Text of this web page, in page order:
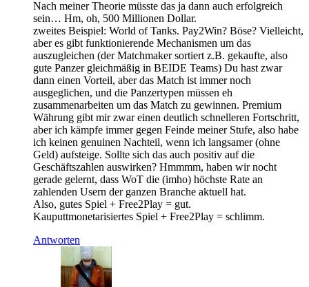
Nach meiner Theorie müsste das ja dann auch erfolgreich
sein… Hm, oh, 500 Millionen Dollar.
zweites Beispiel: World of Tanks. Pay2Win? Böse? Vielleicht,
aber es gibt funktionierende Mechanismen um das
auszugleichen (der Matchmaker sortiert z.B. gekaufte, also
gute Panzer gleichmäßig in BEIDE Teams) Du hast zwar
dann einen Vorteil, aber das Match ist immer noch
ausgeglichen, und die Panzertypen müssen eh
zusammenarbeiten um das Match zu gewinnen. Premium
Währung gibt mir zwar einen deutlich schnelleren Fortschritt,
aber ich kämpfe immer gegen Feinde meiner Stufe, also habe
ich keinen genuinen Nachteil, wenn ich langsamer (ohne
Geld) aufsteige. Sollte sich das auch positiv auf die
Geschäftszahlen auswirken? Hmmmm, haben wir nocht
gerade gelernt, dass WoT die (imho) höchste Rate an
zahlenden Usern der ganzen Branche aktuell hat.
Also, gutes Spiel + Free2Play = gut.
Kauputtmonetarisiertes Spiel + Free2Play = schlimm.
Antworten